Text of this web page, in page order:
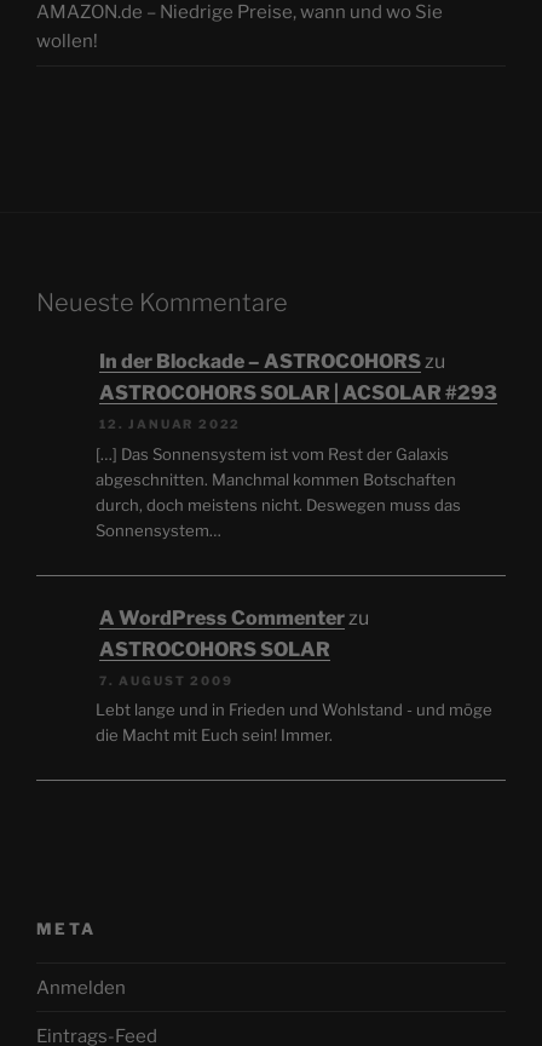
AMAZON.de – Niedrige Preise, wann und wo Sie
wollen!
Neueste Kommentare
In der Blockade – ASTROCOHORSzu
ASTROCOHORS SOLAR | ACSOLAR #293
12. JANUAR 2022
[…] Das Sonnensystem ist vom Rest der Galaxis
abgeschnitten. Manchmal kommen Botschaften
durch, doch meistens nicht. Deswegen muss das
Sonnensystem…
A WordPress Commenterzu
ASTROCOHORS SOLAR
7. AUGUST 2009
Lebt lange und in Frieden und Wohlstand - und möge
die Macht mit Euch sein! Immer.
META
Anmelden
Eintrags-Feed